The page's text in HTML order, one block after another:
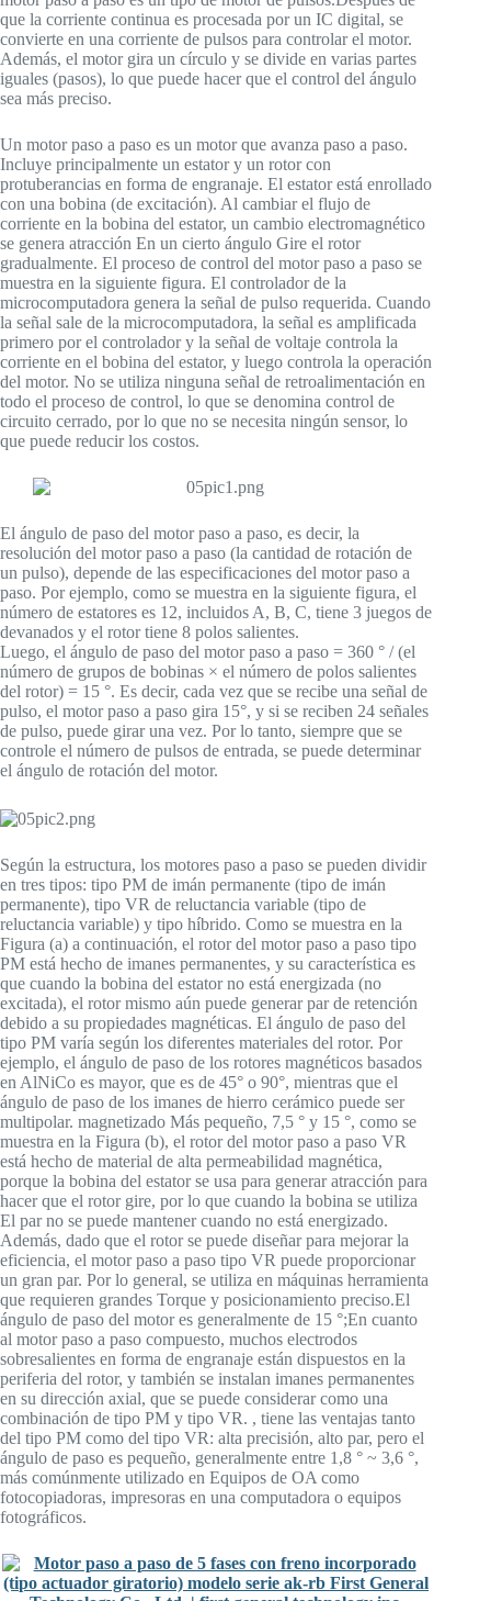
que la corriente continua es procesada por un IC digital, se
convierte en una corriente de pulsos para controlar el motor.
Además, el motor gira un círculo y se divide en varias partes
iguales (pasos), lo que puede hacer que el control del ángulo
sea más preciso.
Un motor paso a paso es un motor que avanza paso a paso.
Incluye principalmente un estator y un rotor con
protuberancias en forma de engranaje. El estator está enrollado
con una bobina (de excitación). Al cambiar el flujo de
corriente en la bobina del estator, un cambio electromagnético
se genera atracción En un cierto ángulo Gire el rotor
gradualmente. El proceso de control del motor paso a paso se
muestra en la siguiente figura. El controlador de la
microcomputadora genera la señal de pulso requerida. Cuando
la señal sale de la microcomputadora, la señal es amplificada
primero por el controlador y la señal de voltaje controla la
corriente en el bobina del estator, y luego controla la operación
del motor. No se utiliza ninguna señal de retroalimentación en
todo el proceso de control, lo que se denomina control de
circuito cerrado, por lo que no se necesita ningún sensor, lo
que puede reducir los costos.
El ángulo de paso del motor paso a paso, es decir, la
resolución del motor paso a paso (la cantidad de rotación de
un pulso), depende de las especificaciones del motor paso a
paso. Por ejemplo, como se muestra en la siguiente figura, el
número de estatores es 12, incluidos A, B, C, tiene 3 juegos de
devanados y el rotor tiene 8 polos salientes.
Luego, el ángulo de paso del motor paso a paso = 360 ° / (el
número de grupos de bobinas × el número de polos salientes
del rotor) = 15 °. Es decir, cada vez que se recibe una señal de
pulso, el motor paso a paso gira 15°, y si se reciben 24 señales
de pulso, puede girar una vez. Por lo tanto, siempre que se
controle el número de pulsos de entrada, se puede determinar
el ángulo de rotación del motor.
Según la estructura, los motores paso a paso se pueden dividir
en tres tipos: tipo PM de imán permanente (tipo de imán
permanente), tipo VR de reluctancia variable (tipo de
reluctancia variable) y tipo híbrido. Como se muestra en la
Figura (a) a continuación, el rotor del motor paso a paso tipo
PM está hecho de imanes permanentes, y su característica es
que cuando la bobina del estator no está energizada (no
excitada), el rotor mismo aún puede generar par de retención
debido a su propiedades magnéticas. El ángulo de paso del
tipo PM varía según los diferentes materiales del rotor. Por
ejemplo, el ángulo de paso de los rotores magnéticos basados
en AlNiCo es mayor, que es de 45° o 90°, mientras que el
ángulo de paso de los imanes de hierro cerámico puede ser
multipolar. magnetizado Más pequeño, 7,5 ° y 15 °, como se
muestra en la Figura (b), el rotor del motor paso a paso VR
está hecho de material de alta permeabilidad magnética,
porque la bobina del estator se usa para generar atracción para
hacer que el rotor gire, por lo que cuando la bobina se utiliza
El par no se puede mantener cuando no está energizado.
Además, dado que el rotor se puede diseñar para mejorar la
eficiencia, el motor paso a paso tipo VR puede proporcionar
un gran par. Por lo general, se utiliza en máquinas herramienta
que requieren grandes Torque y posicionamiento preciso.El
ángulo de paso del motor es generalmente de 15 °;En cuanto
al motor paso a paso compuesto, muchos electrodos
sobresalientes en forma de engranaje están dispuestos en la
periferia del rotor, y también se instalan imanes permanentes
en su dirección axial, que se puede considerar como una
combinación de tipo PM y tipo VR. , tiene las ventajas tanto
del tipo PM como del tipo VR: alta precisión, alto par, pero el
ángulo de paso es pequeño, generalmente entre 1,8 ° ~ 3,6 °,
más comúnmente utilizado en Equipos de OA como
fotocopiadoras, impresoras en una computadora o equipos
fotográficos.